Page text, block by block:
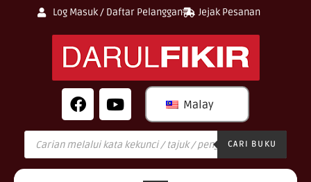
Log Masuk / Daftar Pelanggan Jejak Pesanan
Malay
CARI BUKU